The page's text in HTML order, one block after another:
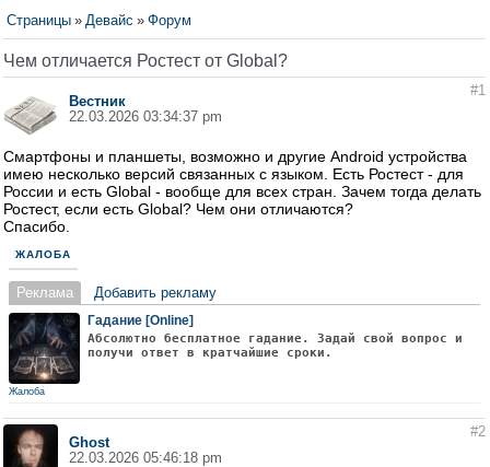
Страницы » Девайс » Форум
Чем отличается Ростест от Global?
Вестник
22.03.2026 03:34:37 pm
#1
Смартфоны и планшеты, возможно и другие Android устройства
имею несколько версий связанных с языком. Есть Ростест - для
России и есть Global - вообще для всех стран. Зачем тогда делать
Ростест, если есть Global? Чем они отличаются?
Спасибо.
ЖАЛОБА
Реклама Добавить рекламу
Гадание [Online]
Абсолютно бесплатное гадание. Задай свой вопрос и
получи ответ в кратчайшие сроки.
Жалоба
Ghost
22.03.2026 05:46:18 pm
#2